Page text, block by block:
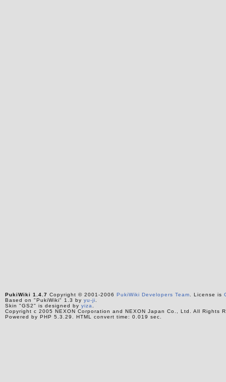
PukiWiki 1.4.7 Copyright © 2001-2006 PukiWiki Developers Team . License is
Based on "PukiWiki" 1.3 by yu-ji
Skin "GS2" is designed by yiza
Copyright c 2005 NEXON Corporation and NEXON Japan Co., Ltd. All Rights
Powered by PHP 5.3.29. HTML convert time: 0.019 sec.